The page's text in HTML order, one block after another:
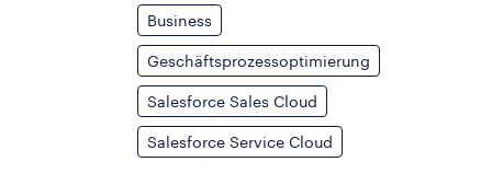
Business
Geschäftsprozessoptimierung
Salesforce Sales Cloud
Salesforce Service Cloud